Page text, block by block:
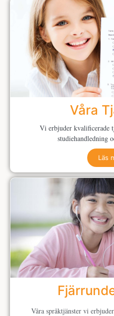
Våra
Vi erbjuder kvalificerade
studiehandledning
Läs
Våra språktjänster vi